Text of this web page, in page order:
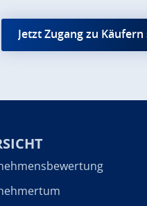
Jetzt Zugang zu